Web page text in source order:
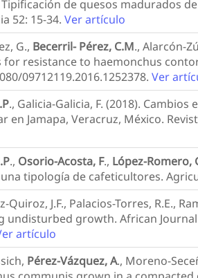
Tipificación de quesos madurados
52: 15-34.Ver artículo
G., Becerril- Pérez, C.M., Alarcón-
resistance to haemonchus
09712119.2016.1252378.Ver
., Galicia-Galicia, F. (2018).
Jamapa, Veracruz, México.
., Osorio-Acosta, F., López-Romero,
tipología de cafeticultores.
Quiroz, J.F., Palacios-Torres, R.E.,
growth. African Journal
artículo
Pérez-Vázquez, A., Moreno-